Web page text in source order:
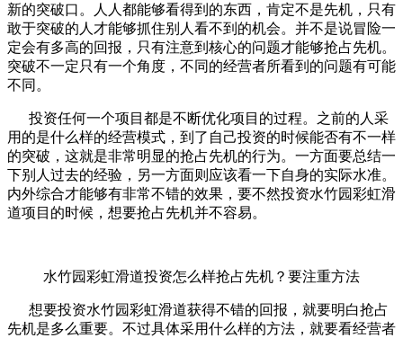
新的突破口。人人都能够看得到的东西，肯定不是先机，只有
敢于突破的人才能够抓住别人看不到的机会。并不是说冒险一
定会有多高的回报，只有注意到核心的问题才能够抢占先机。
突破不一定只有一个角度，不同的经营者所看到的问题有可能
不同。
投资任何一个项目都是不断优化项目的过程。之前的人采
用的是什么样的经营模式，到了自己投资的时候能否有不一样
的突破，这就是非常明显的抢占先机的行为。一方面要总结一
下别人过去的经验，另一方面则应该看一下自身的实际水准。
内外综合才能够有非常不错的效果，要不然投资水竹园彩虹滑
道项目的时候，想要抢占先机并不容易。
水竹园彩虹滑道投资怎么样抢占先机？要注重方法
想要投资水竹园彩虹滑道获得不错的回报，就要明白抢占
先机是多么重要。不过具体采用什么样的方法，就要看经营者